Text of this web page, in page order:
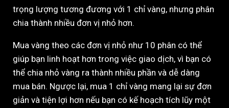
trọng lượng tương đương với 1 chỉ vàng, nhưng phân
chia thành nhiều đơn vị nhỏ hơn.
Mua vàng theo các đơn vị nhỏ như 10 phân có thể
giúp bạn linh hoạt hơn trong việc giao dịch, vì bạn có
thể chia nhỏ vàng ra thành nhiều phần và dễ dàng
mua bán. Ngược lại, mua 1 chỉ vàng mang lại sự đơn
giản và tiện lợi hơn nếu bạn có kế hoạch tích lũy một